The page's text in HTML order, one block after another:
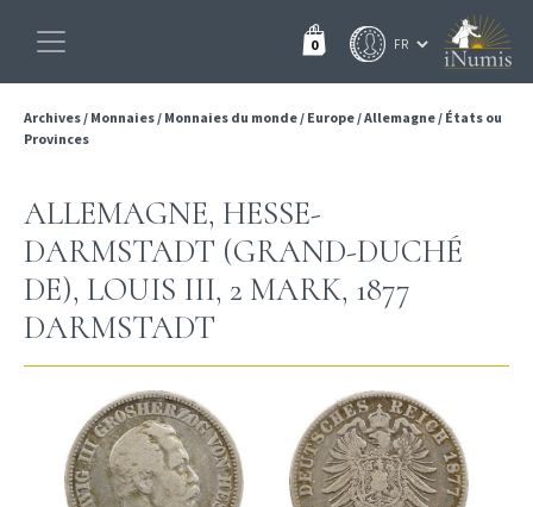
0
Archives/ Monnaies/ Monnaies du monde/ Europe/Allemagne/ États ou
Provinces
ALLEMAGNE, HESSE-
DARMSTADT (GRAND-DUCHÉ
DE), LOUIS III, 2 MARK, 1877
DARMSTADT